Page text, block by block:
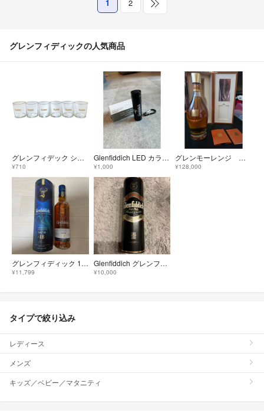
1 2
グレンフィディックの人気商品
グレンフィデック ショットグラス 6個入り【AFI26】【中古】
¥710
Glenfiddich LED カラビナ付ライト グレンフィディック
¥1,000
グレンモーレンジ グランドヴィンテージ1998 GLENMORANGIE 正規品
¥128,000
グレンフィディック 18年 VAT04 700ml
¥11,799
Glenfiddich グレンフィディック 750ml 43%
¥10,000
タイプで絞り込み
レディース
メンズ
キッズ／ベビー／マタニティ